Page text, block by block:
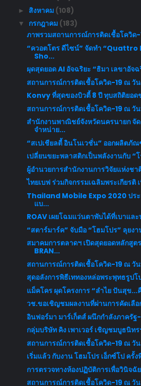
► สิงหาคม (108)
▼ กรกฎาคม (183)
ภาพรวมสถานการณ์การติดเชื้อโควิด-
“ควอตโตร ดีไซน์” จัดทำ
Sho...
ผุดสุดยอด AI อัจฉริยะ “ธิมา เลขาอัจ
สถานการณ์การติดเชื้อโควิด-19 ณ วัน
Konvy ที่สุดของบิวตี้ 8 ปี ทุบสถิติยอด
สถานการณ์การติดเชื้อโควิด-19 ณ วั
สำนักงานพาณิชย์จังหวัดนครนายก จั
จำหน่าย...
“สเปเชียลตี้ อินโนเวชั่น” ออกผลิตภั
เปลี่ยนขยะพลาสติกเป็นพลังงานกับ “
ผู้อำนวยการสำนักงานการวิจัยแห่งช
ไทยเบฟ ร่วมกิจกรรมเฉลิมพระเกียรติ
Thailand Mobile Expo 2020 ประ
แบ...
ROAV เผยโฉมแว่นตาพับได้ที่เบาแล
“สตาร์มาร์ค” จับมือ “โฮมโปร” ลุย
สมาคมการตลาดฯ เปิดสุดยอดหลักสูต
BRAN...
สถานการณ์การติดเชื้อโควิด-19 ณ วั
สุดอลังการพิธีเททองหล่อพระพุทธรูปโ
แม็คโคร ผุดโครงการ “ลำไย ปันสุข
วช.ขอเชิญชมผลงานที่ผ่านการคัดเลือ
อินฟอร์มา มาร์เก็ตส์ ผนึกกำลังภาครัฐ
กลุ่มบริษัท คิง เพาเวอร์ เชิญชมบูธนิทร
สถานการณ์การติดเชื้อโควิด-19 ณ วั
เริ่มแล้ว กับงาน โฮมโปร เอ็กซ์โป ครั้ง
การตรวจทางห้องปฏิบัติการเพื่อวินิจฉั
สถานการณ์การติดเชื้อโควิด-19 ณ วั